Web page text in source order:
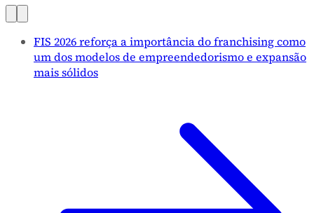
FIS 2026 reforça a importância do franchising como
um dos modelos de empreendedorismo e expansão
mais sólidos